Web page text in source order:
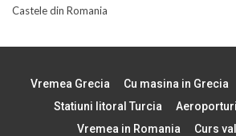
Castele din Romania
Vremea Grecia Cu masina in Grecia
Statiuni litoral Turcia
Vremea in Romania
Curs